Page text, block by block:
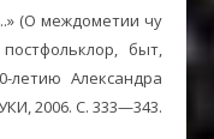
(О междометии чу
быт,
летию Александра
2006. С. 333—343.